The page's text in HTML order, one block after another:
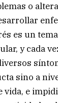
o
es un
y cada
sino a
vida, e